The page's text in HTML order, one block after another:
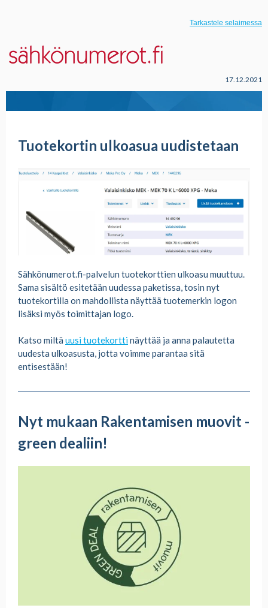
Tarkastele selaimessa
17.12.2021
Tuotekortin ulkoasua uudistetaan
Sähkönumerot.fi-palvelun tuotekorttien ulkoasu muuttuu.
Sama sisältö esitetään uudessa paketissa, tosin nyt
tuotekortilla on mahdollista näyttää tuotemerkin logon
lisäksi myös toimittajan logo.
Katso miltä uusi tuotekorttinäyttää ja anna palautetta
uudesta ulkoasusta, jotta voimme parantaa sitä
entisestään!
Nyt mukaan Rakentamisen muovit -
green dealiin!